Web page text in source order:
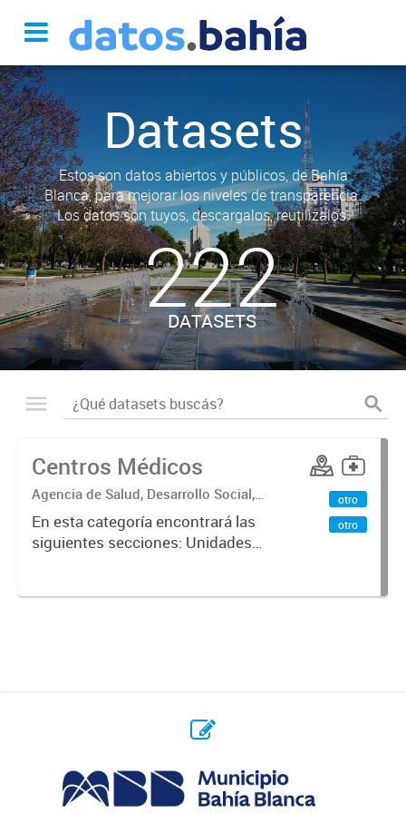
Datasets
Estos son datos abiertos y públicos, de Bahía
Blanca, para mejorar los niveles de transparencia.
Los datos son tuyos, descargalos, reutilizalos.
222
DATASETS
Centros Médicos
Agencia de Salud, Desarrollo Social,
Ambiente y Hábitat
En esta categoría encontrará las
siguientes secciones: Unidades
Respiratorios,
otro
otro